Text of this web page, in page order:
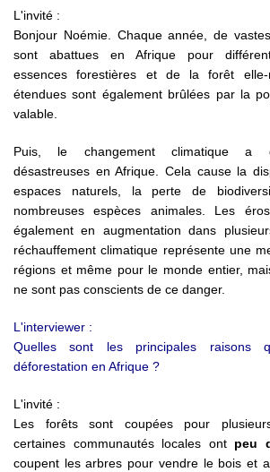
L'invité :
Bonjour Noémie. Chaque année, de
sont abattues en Afrique pour
essences forestières et de la forêt elle-
étendues sont également brûlées par la
valable.
Puis, le changement climatique a
désastreuses en Afrique. Cela cause la
espaces naturels, la perte de
nombreuses espèces animales. Les
également en augmentation dans
réchauffement climatique représente une
régions et même pour le monde entier,
ne sont pas conscients de ce danger.
L'interviewer :
Quelles sont les principales raisons
déforestation en Afrique ?
L'invité :
Les forêts sont coupées pour
certaines communautés locales ont peu
coupent les arbres pour vendre le bois et